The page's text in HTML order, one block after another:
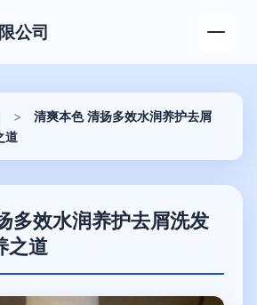
公司
>
清爽本色 清扬多效水润养护去屑
道
多效水润养护去屑洗发
之道